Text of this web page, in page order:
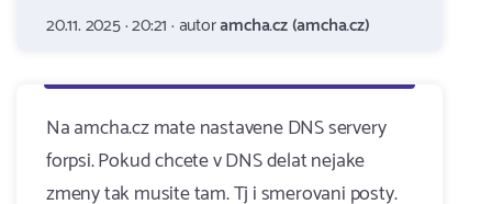
20.11. 2025 · 20:21 · autoramcha.cz (amcha.cz)
Na amcha.cz mate nastavene DNS servery
forpsi. Pokud chcete v DNS delat nejake
zmeny tak musite tam. Tj i smerovani posty.